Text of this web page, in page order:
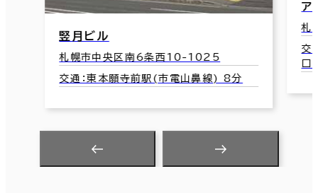
竪月ビル
札幌市中央区南6条西10-1025
交通：東本願寺前駅(市電山鼻線) 8分
ア
札
交